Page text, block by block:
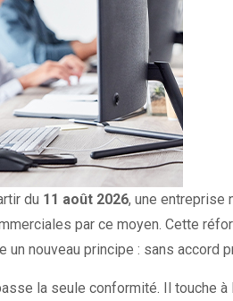
du 11 août 2026, une entreprise
par ce moyen. Cette
nouveau principe : sans accord
la seule conformité. Il touche